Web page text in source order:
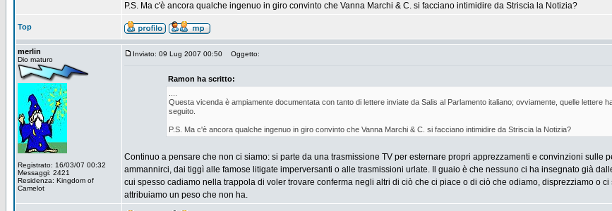
P.S. Ma c'è ancora qualche ingenuo in giro convinto che Vanna Marchi & C. si facciano intimidire da Striscia la Notizia?
Top
merlin
Dio maturo
Registrato: 16/03/07 00:32
Messaggi: 2421
Residenza: Kingdom of
Camelot
Inviato: 09 Lug 2007 00:50 Oggetto:
Ramon ha scritto:
Questa vicenda è ampiamente documentata con tanto di lettere inviate da Salis al Parlamento italiano; ovviamente, quelle
seguito.
P.S. Ma c'è ancora qualche ingenuo in giro convinto che Vanna Marchi & C. si facciano intimidire da Striscia la Notizia?
Continuo a pensare che non ci siamo: si parte da una trasmissione TV per esternare propri apprezzamenti e convinzioni sulle
ammannirci, dai tiggì alle famose litigate imperversanti o alle trasmissioni urlate. Il guaio è che nessuno ci ha insegnato già
cui spesso cadiamo nella trappola di voler trovare conferma negli altri di ciò che ci piace o di ciò che odiamo, disprezziamo o
attribuiamo un peso che non ha.